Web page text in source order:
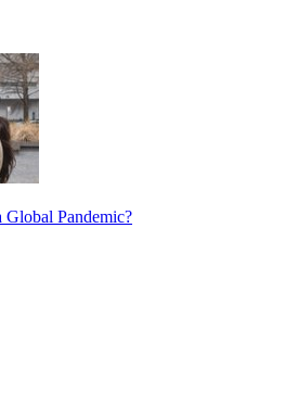
Global Pandemic?